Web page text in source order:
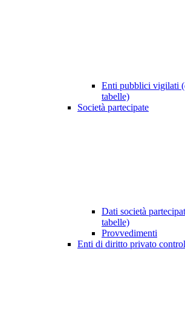
Enti pubblici vigilati
tabelle)
Società partecipate
Dati società
tabelle)
Provvedimenti
Enti di diritto privato